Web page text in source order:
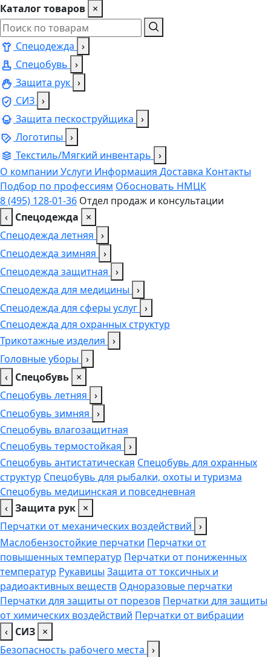
Каталог товаров ×
Спецодежда ›
Спецобувь ›
Защита рук ›
СИЗ ›
Защита пескоструйщика ›
Логотипы ›
Текстиль/Мягкий инвентарь ›
О компании Услуги Информация Доставка Контакты
Подбор по профессиям Обосновать НМЦК
8 (495) 128-01-36 Отдел продаж и консультации
‹ Спецодежда
×
Спецодежда летняя ›
Спецодежда зимняя ›
Спецодежда защитная ›
Спецодежда для медицины ›
Спецодежда для сферы услуг ›
Спецодежда для охранных структур
Трикотажные изделия ›
Головные уборы ›
‹ Спецобувь ×
Спецобувь летняя ›
Спецобувь зимняя ›
Спецобувь влагозащитная
Спецобувь термостойкая ›
Спецобувь антистатическая Спецобувь для охранных
структур Спецобувь для рыбалки, охоты и туризма
Спецобувь медицинская и повседневная
‹ Защита рук ×
Перчатки от механических воздействий ›
Маслобензостойкие перчатки Перчатки от
повышенных температур Перчатки от пониженных
температур Рукавицы Защита от токсичных и
радиоактивных веществ Одноразовые перчатки
Перчатки для защиты от порезов Перчатки для защиты
от химических воздействий Перчатки от вибрации
‹ СИЗ ×
Безопасность рабочего места ›